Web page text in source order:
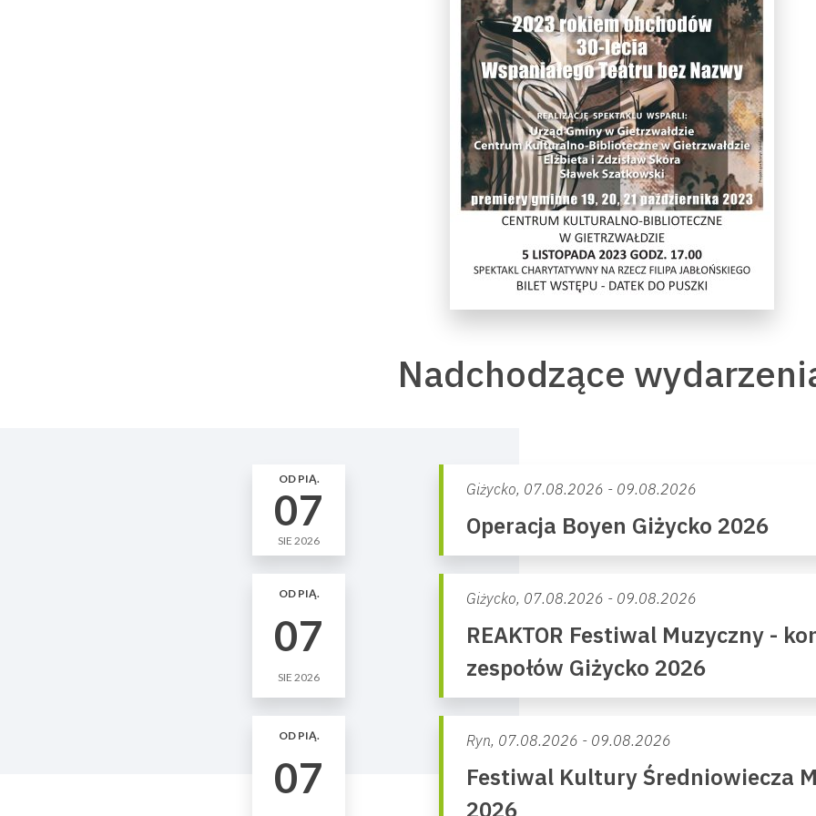
Nadchodzące
OD PIĄ.
07
SIE 2026
Giżycko, 07.08.2026 - 09.08.2026
Operacja Boyen Giżycko 2026
OD PIĄ.
07
SIE 2026
Giżycko, 07.08.2026 - 09.08.2026
REAKTOR Festiwal Muzyczny -
zespołów Giżycko 2026
OD PIĄ.
07
Ryn, 07.08.2026 - 09.08.2026
Festiwal Kultury Średniowiecza
2026